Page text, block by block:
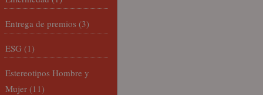
Entrega de premios (3)
ESG (1)
Estereotipos Hombre y
Mujer (11)